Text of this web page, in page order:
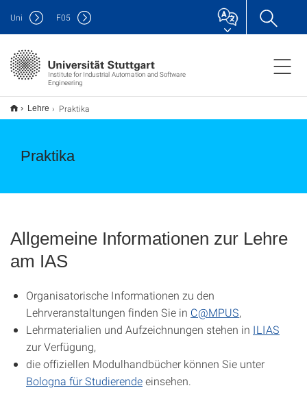
Institute for Industrial Automation and Software
Engineering
Uni F05
Lehre Praktika
Praktika
Allgemeine Informationen zur Lehre
am IAS
Organisatorische Informationen zu den
Lehrveranstaltungen finden Sie in C@MPUS,
Lehrmaterialien und Aufzeichnungen stehen in ILIAS
zur Verfügung,
die offiziellen Modulhandbücher können Sie unter
Bologna für Studierendeeinsehen.